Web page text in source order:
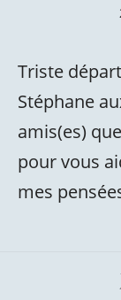
Triste
Stéphane
amis(es)
pour vous
mes